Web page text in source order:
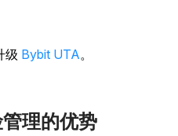
级 Bybit UTA。
理的优势